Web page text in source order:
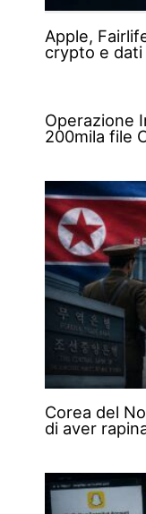
Apple,
crypto e dati
Operazione
200mila file
Corea del
di aver